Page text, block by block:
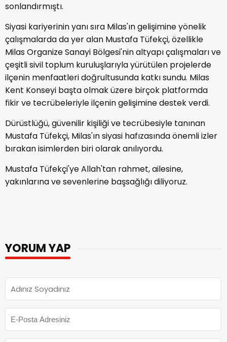
sonlandırmıştı.
Siyasi kariyerinin yanı sıra Milas'ın gelişimine yönelik
çalışmalarda da yer alan Mustafa Tüfekçi, özellikle
Milas Organize Sanayi Bölgesi'nin altyapı çalışmaları ve
çeşitli sivil toplum kuruluşlarıyla yürütülen projelerde
ilçenin menfaatleri doğrultusunda katkı sundu. Milas
Kent Konseyi başta olmak üzere birçok platformda
fikir ve tecrübeleriyle ilçenin gelişimine destek verdi.
Dürüstlüğü, güvenilir kişiliği ve tecrübesiyle tanınan
Mustafa Tüfekçi, Milas'ın siyasi hafızasında önemli izler
bırakan isimlerden biri olarak anılıyordu.
Mustafa Tüfekçi'ye Allah'tan rahmet, ailesine,
yakınlarına ve sevenlerine başsağlığı diliyoruz.
YORUM YAP